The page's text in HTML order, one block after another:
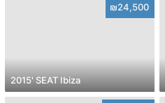
₪24,500
2015' SEAT Ibiza